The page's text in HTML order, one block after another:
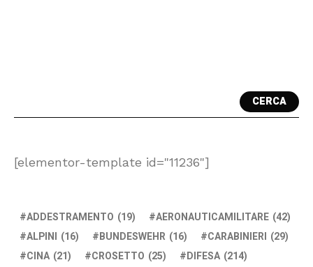
CERCA
[elementor-template id="11236"]
ADDESTRAMENTO (19) AERONAUTICAMILITARE (42)
ALPINI (16) BUNDESWEHR (16) CARABINIERI (29)
CINA (21) CROSETTO (25) DIFESA (214)